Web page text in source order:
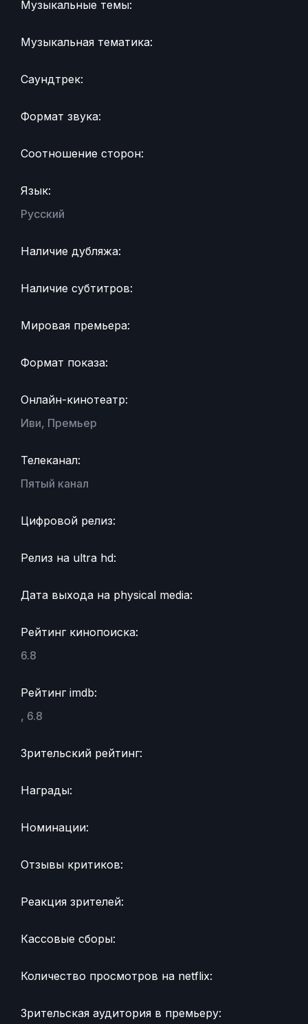
Музыкальные темы:
Музыкальная тематика:
Саундтрек:
Формат звука:
Соотношение сторон:
Язык:
Русский
Наличие дубляжа:
Наличие субтитров:
Мировая премьера:
Формат показа:
Онлайн-кинотеатр:
Иви, Премьер
Телеканал:
Пятый канал
Цифровой релиз:
Релиз на ultra hd:
Дата выхода на physical media:
Рейтинг кинопоиска:
6.8
Рейтинг imdb:
, 6.8
Зрительский рейтинг:
Награды:
Номинации:
Отзывы критиков:
Реакция зрителей:
Кассовые сборы:
Количество просмотров на netflix:
Зрительская аудитория в премьеру: